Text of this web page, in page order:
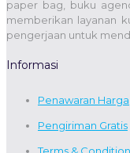
paper bag, buku
memberikan layanan
pengerjaan untuk
Informasi
Penawaran Harga
Pengiriman Gratis